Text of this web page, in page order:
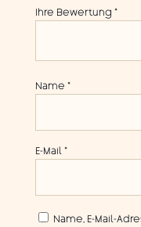
Ihre Bewertung *
Name *
E-Mail *
Name, E-Mail-